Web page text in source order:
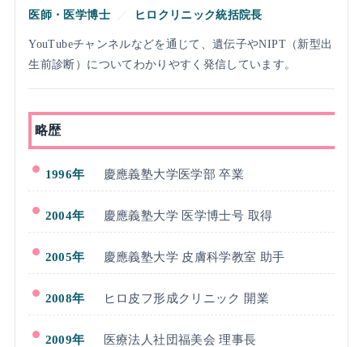
医師・医学博士
／ ヒロクリニック統括院長
YouTubeチャンネルなどを通じて、遺伝子やNIPT（新型出
生前診断）についてわかりやすく発信しています。
略歴
1996年 慶應義塾大学医学部 卒業
2004年 慶應義塾大学 医学博士号 取得
2005年 慶應義塾大学 皮膚科学教室 助手
2008年 ヒロ皮フ形成クリニック 開業
2009年 医療法人社団福美会 理事長